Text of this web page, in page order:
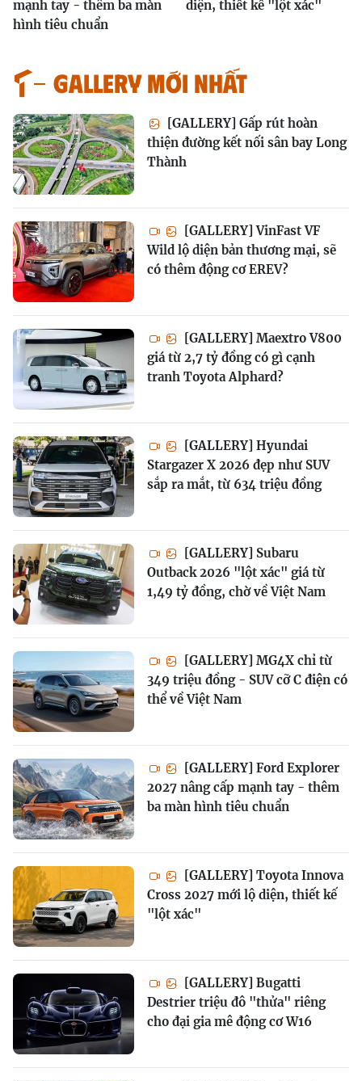
mạnh tay - thêm ba màn
hình tiêu chuẩn
diện, thiết kế "lột xác"
GALLERY MỚI NHẤT
[GALLERY] Gấp rút hoàn
thiện đường kết nối sân bay Long
Thành
[GALLERY] VinFast VF
Wild lộ diện bản thương mại, sẽ
có thêm động cơ EREV?
[GALLERY] Maextro V800
giá từ 2,7 tỷ đồng có gì cạnh
tranh Toyota Alphard?
[GALLERY] Hyundai
Stargazer X 2026 đẹp như SUV
sắp ra mắt, từ 634 triệu đồng
[GALLERY] Subaru
Outback 2026 "lột xác" giá từ
1,49 tỷ đồng, chờ về Việt Nam
[GALLERY] MG4X chỉ từ
349 triệu đồng - SUV cỡ C điện có
thể về Việt Nam
[GALLERY] Ford Explorer
2027 nâng cấp mạnh tay - thêm
ba màn hình tiêu chuẩn
[GALLERY] Toyota Innova
Cross 2027 mới lộ diện, thiết kế
"lột xác"
[GALLERY] Bugatti
Destrier triệu đô "thửa" riêng
cho đại gia mê động cơ W16